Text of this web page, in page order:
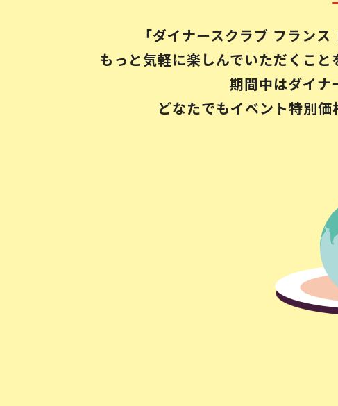
「ダイナースクラブ フラン
もっと気軽に楽しんでいただくこと
期間中はダイナ
どなたでもイベント特別価